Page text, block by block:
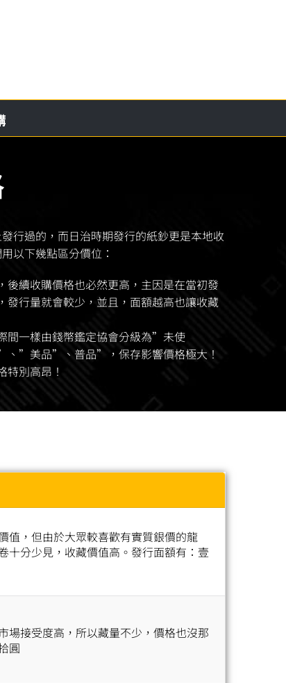
行過的，而日治時期發行的紙鈔更是本地收
以下幾點區分價位：
後續收購價格也必然更高，主因是在當初發
發行量就會較少，並且，面額越高也讓收藏
間一樣由錢幣鑑定協會分級為”未使
”美品”、普品”，保存影響價格極大！
特別高昂！
值，但由於大眾較喜歡有實質銀價的龍
十分少見，收藏價值高。發行面額有：壹
場接受度高，所以藏量不少，價格也沒那
圓